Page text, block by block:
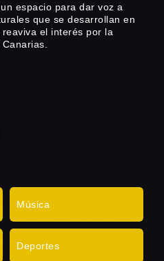
espacio para dar voz a
que se desarrollan en
el interés por la
Música
Deportes